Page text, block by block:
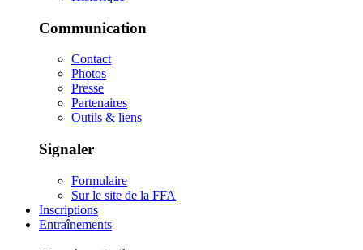
Communication
Contact
Photos
Presse
Partenaires
Outils & liens
Signaler
Formulaire
Sur le site de la FFA
Inscriptions
Entraînements